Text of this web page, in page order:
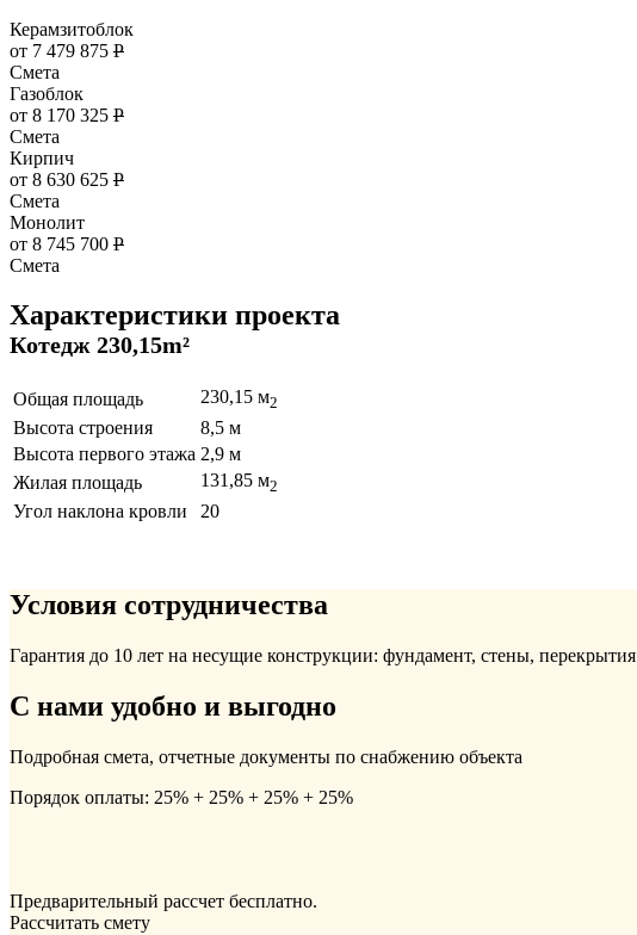
Керамзитоблок
от 7 479 875 Р
Смета
Газоблок
от 8 170 325 Р
Смета
Кирпич
от 8 630 625 Р
Смета
Монолит
от 8 745 700 Р
Смета
Характеристики проекта
Котедж 230,15m²
Общая площадь 230,15 м2
Высота строения
8,5 м
Высота первого этажа 2,9 м
Жилая площадь
131,85 м2
Угол наклона кровли 20
Условия сотрудничества
Гарантия до 10 лет на несущие конструкции: фундамент, стены, перекрытия
С нами удобно и выгодно
Подробная смета, отчетные документы по снабжению объекта
Порядок оплаты: 25% + 25% + 25% + 25%
Предварительный рассчет бесплатно.
Рассчитать смету